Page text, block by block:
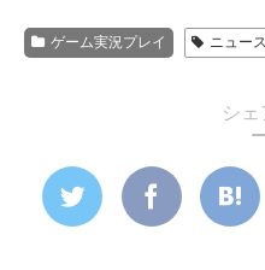
ゲーム実況プレイ ニュース
シェ